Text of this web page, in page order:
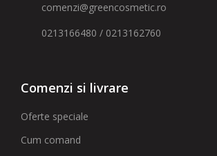
comenzi@greencosmetic.ro
0213166480 / 0213162760
Comenzi si livrare
Oferte speciale
Cum comand